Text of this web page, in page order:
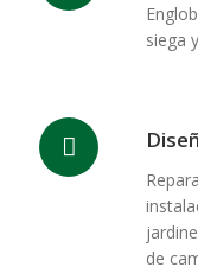
siega
de